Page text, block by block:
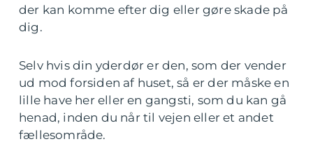
der kan komme efter dig eller gøre skade på
dig.
Selv hvis din yderdør er den, som der vender
ud mod forsiden af huset, så er der måske en
lille have her eller en gangsti, som du kan gå
henad, inden du når til vejen eller et andet
fællesområde.